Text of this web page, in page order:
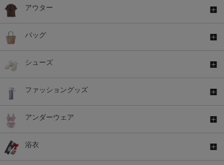
アウター
バッグ
シューズ
ファッショングッズ
アンダーウェア
浴衣